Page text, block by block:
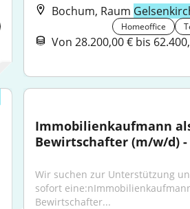
Bochum, Raum
Homeoffice
Von 28.200,00 € bis
Immobilienkaufmann
Bewirtschafter (m/w/d)
Wir suchen zur Unterstützung
sofort
Bewirtschafter...